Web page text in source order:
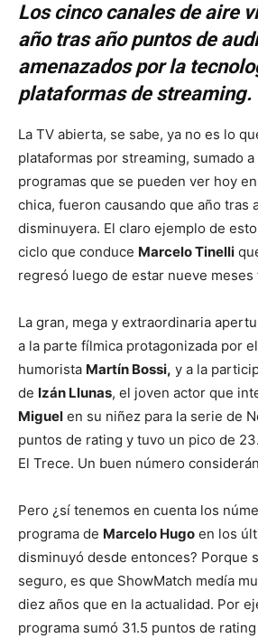
Los cinco canales de aire
año tras año puntos de
amenazados por la
plataformas de streaming.
La TV abierta, se sabe, ya no es lo
plataformas por streaming, sumado
programas que se pueden ver hoy
chica, fueron causando que año tras
disminuyera. El claro ejemplo de
ciclo que conduce Marcelo Tinelli
regresó luego de estar nueve meses
La gran, mega y extraordinaria
a la parte fílmica protagonizada por
humorista Martín Bossi, y a la
de Izán Llunas, el joven actor que
Miguel en su niñez para la serie de
puntos de rating y tuvo un pico de
El Trece. Un buen número
Pero ¿sí tenemos en cuenta los
programa de Marcelo Hugo en los
disminuyó desde entonces? Porque
seguro, es que ShowMatch medía
diez años que en la actualidad. Por
programa sumó 31.5 puntos de